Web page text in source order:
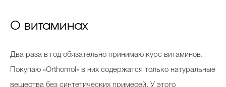
О витаминах
Два раза в год обязательно принимаю курс витаминов.
Покупаю «Orthomol» в них содержатся только натуральные
вещества без синтетических примесей. У этого